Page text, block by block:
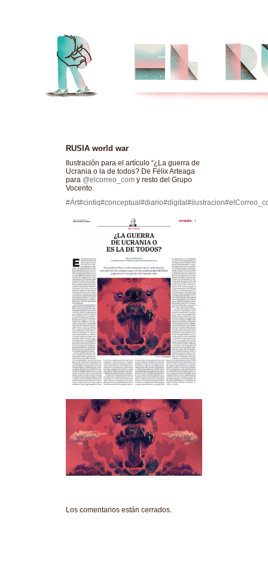
RUSIA world war
Ilustración para el artículo “¿La guerra de
Ucrania o la de todos? De Félix Arteaga
para @elcorreo_com y resto del Grupo
Vocento.
#Árt#cintiq#conceptual #diario#digital #ilustracion
Los comentarios están cerrados.